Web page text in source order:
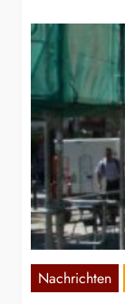
Nachrichten